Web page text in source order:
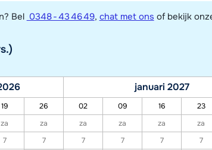
Bel 0348 - 43 46 49, chat met ons of bekijk
januari 2027
19 26 02 09 16 23
za za za za za za
7 7 7 7 7 7